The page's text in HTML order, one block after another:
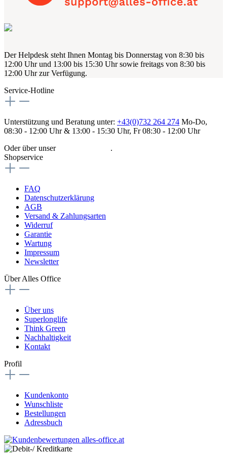
Der Helpdesk steht Ihnen Montag bis Donnerstag von 8:30 bis
12:00 Uhr und 13:00 bis 15:30 Uhr sowie freitags von 8:30 bis
12:00 Uhr zur Verfügung.
Service-Hotline
Unterstützung und Beratung unter: +43(0)732 264 274 Mo-Do,
08:30 - 12:00 Uhr & 13:00 - 15:30 Uhr, Fr 08:30 - 12:00 Uhr
Oder über unser
.
Shopservice
FAQ
Datenschutzerklärung
AGB
Versand & Zahlungsarten
Widerruf
Garantie
Wartung
Impressum
Newsletter
Über Alles Office
Über uns
Superlonglife
Think Green
Nachhaltigkeit
Kontakt
Profil
Kundenkonto
Wunschliste
Bestellungen
Adressbuch